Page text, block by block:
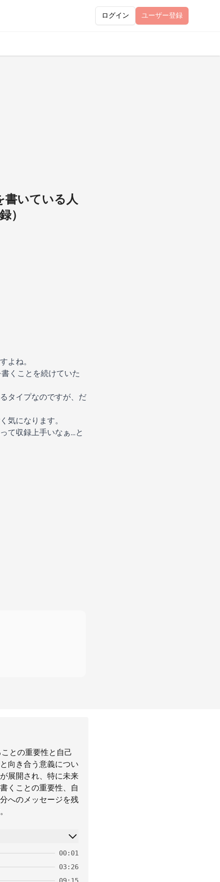
ログイン ユーザー登録
書いている人
）
よね。
くことを続けていた
タイプなのですが、だ
気になります。
て収録上手いなぁ…と
との重要性と自己
向き合う意義につい
展開され、特に未来
くことの重要性、自
へのメッセージを残
00:01
03:26